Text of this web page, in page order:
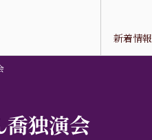
新着情報
独演会